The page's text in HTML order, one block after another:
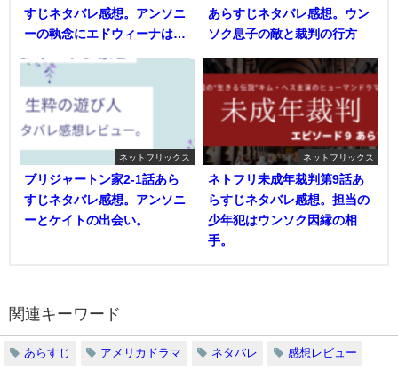
すじネタバレ感想。アンソニ
ーの執念にエドウィーナは…
あらすじネタバレ感想。ウン
ソク息子の敵と裁判の行方
ネットフリックス
ブリジャートン家2-1話あら
すじネタバレ感想。アンソニ
ーとケイトの出会い。
ネットフリックス
ネトフリ未成年裁判第9話あ
らすじネタバレ感想。担当の
少年犯はウンソク因縁の相
手。
関連キーワード
あらすじ アメリカドラマ ネタバレ 感想レビュー